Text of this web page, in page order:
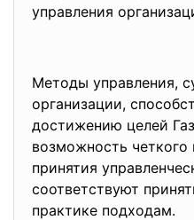
управления
Методы управления,
организации,
достижению целей
возможность четкого
принятия
соответствуют
практике подходам.